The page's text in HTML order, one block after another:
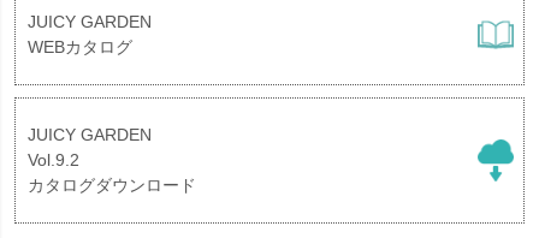
JUICY GARDEN
WEBカタログ
JUICY GARDEN
Vol.9.2
カタログダウンロード